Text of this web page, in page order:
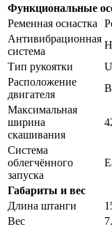
Функциональные
Ременная оснастка
Антивибрационная
система
Тип рукоятки
Расположение
двигателя
Максимальная
ширина
скашивания
Система
облегчённого
запуска
Габариты и вес
Длина штанги
Вес